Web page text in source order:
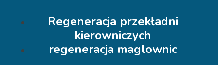
Regeneracja przekładni
kierowniczych
regeneracja maglownic